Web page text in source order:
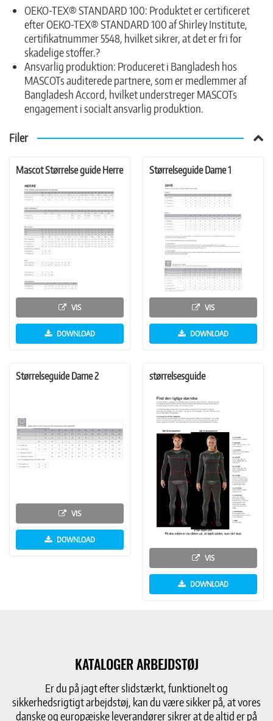
OEKO-TEX® STANDARD 100: Produktet er certificeret
efter OEKO-TEX® STANDARD 100 af Shirley Institute,
certifikatnummer 5548, hvilket sikrer, at det er fri for
skadelige stoffer.?
Ansvarlig produktion: Produceret i Bangladesh hos
MASCOTs auditerede partnere, som er medlemmer af
Bangladesh Accord, hvilket understreger MASCOTs
engagement i socialt ansvarlig produktion.
Filer
Mascot Størrelse guide Herre
VIS
DOWNLOAD
Størrelseguide Dame 1
VIS
DOWNLOAD
Størrelseguide Dame 2
VIS
DOWNLOAD
størrelsesguide
VIS
DOWNLOAD
KATALOGER ARBEJDSTØJ
Er du på jagt efter slidstærkt, funktionelt og
sikkerhedsrigtigt arbejdstøj, kan du være sikker på, at vores
danske og europæiske leverandører sikrer at de altid er på